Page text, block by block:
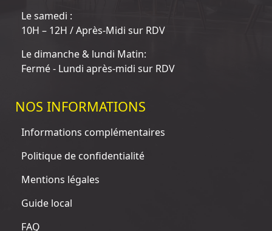
Le samedi :
10H – 12H / Après-Midi sur RDV
Le dimanche & lundi Matin:
Fermé - Lundi après-midi sur RDV
NOS INFORMATIONS
Informations complémentaires
Politique de confidentialité
Mentions légales
Guide local
FAQ